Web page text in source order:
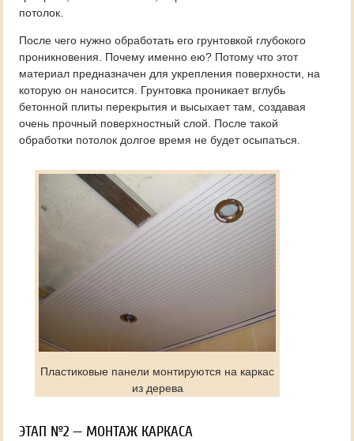
потолок.
После чего нужно обработать его грунтовкой глубокого
проникновения. Почему именно ею? Потому что этот
материал предназначен для укрепления поверхности, на
которую он наносится. Грунтовка проникает вглубь
бетонной плиты перекрытия и высыхает там, создавая
очень прочный поверхностный слой. После такой
обработки потолок долгое время не будет осыпаться.
Пластиковые панели монтируются на каркас
из дерева
ЭТАП №2 — МОНТАЖ КАРКАСА